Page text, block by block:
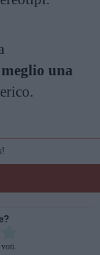
meglio una
voti.